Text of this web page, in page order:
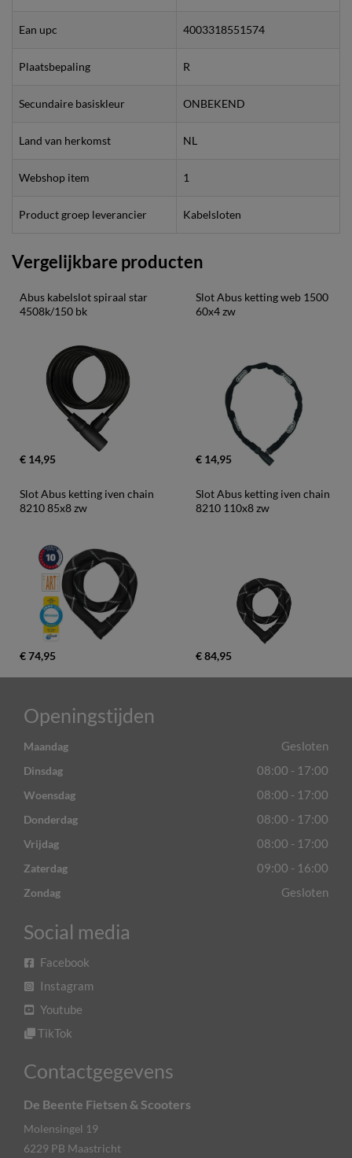
Ean upc 4003318551574
Plaatsbepaling R
Secundaire basiskleur ONBEKEND
Land van herkomst NL
Webshop item 1
Product groep leverancier Kabelsloten
Vergelijkbare producten
Abus kabelslot spiraal star
4508k/150 bk
€ 14,95
Slot Abus ketting web 1500
60x4 zw
€ 14,95
Slot Abus ketting iven chain
8210 85x8 zw
€ 74,95
Slot Abus ketting iven chain
8210 110x8 zw
€ 84,95
Openingstijden
Maandag Gesloten
Dinsdag 08:00 - 17:00
Woensdag 08:00 - 17:00
Donderdag 08:00 - 17:00
Vrijdag 08:00 - 17:00
Zaterdag 09:00 - 16:00
Zondag Gesloten
Social media
Facebook
Instagram
Youtube
TikTok
Contactgegevens
De Beente Fietsen & Scooters
Molensingel 19
6229 PB Maastricht